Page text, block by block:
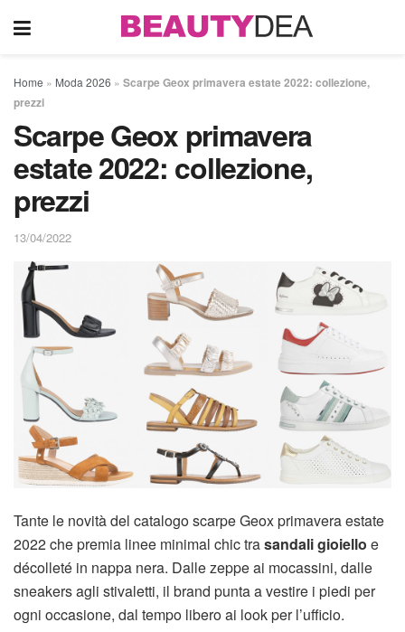
Home » Moda 2026 » Scarpe Geox primavera estate 2022: collezione,
prezzi
Scarpe Geox primavera
estate 2022: collezione,
prezzi
13/04/2022
Tante le novità del catalogo scarpe Geox primavera estate
2022 che premia linee minimal chic trasandali gioiello e
décolleté in nappa nera. Dalle zeppe ai mocassini, dalle
sneakers agli stivaletti, il brand punta a vestire i piedi per
ogni occasione, dal tempo libero ai look per l’ufficio.